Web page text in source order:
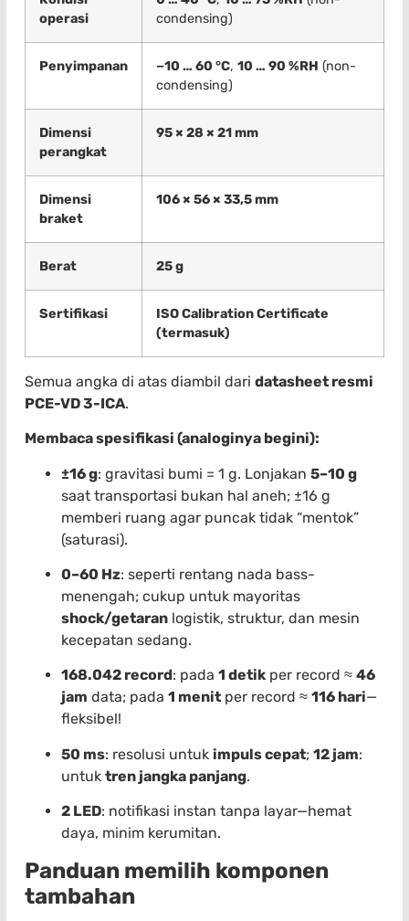
operasi
condensing)
Penyimpanan −10 … 60 °C, 10 … 90 %RH (non-
condensing)
Dimensi
perangkat
95 × 28 × 21 mm
Dimensi
braket
106 × 56 × 33,5 mm
Berat 25 g
Sertifikasi
ISO Calibration Certificate
(termasuk)
Semua angka di atas diambil dari datasheet resmi
PCE-VD 3-ICA.
Membaca spesifikasi (analoginya begini):
±16 g: gravitasi bumi = 1 g. Lonjakan 5–10 g
saat transportasi bukan hal aneh; ±16 g
memberi ruang agar puncak tidak “mentok”
(saturasi).
0–60 Hz: seperti rentang nada bass-
menengah; cukup untuk mayoritas
shock/getaran logistik, struktur, dan mesin
kecepatan sedang.
168.042 record: pada 1 detik per record ≈ 46
jam data; pada 1 menit per record ≈ 116 hari—
fleksibel!
50 ms: resolusi untuk impuls cepat; 12 jam:
untuk tren jangka panjang.
2 LED: notifikasi instan tanpa layar—hemat
daya, minim kerumitan.
Panduan memilih komponen
tambahan